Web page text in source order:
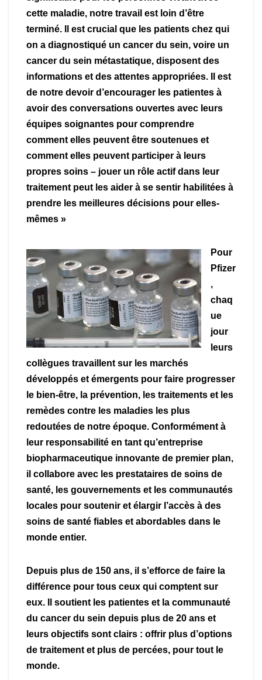
cette maladie, notre travail est loin d’être
terminé. Il est crucial que les patients chez qui
on a diagnostiqué un cancer du sein, voire un
cancer du sein métastatique, disposent des
informations et des attentes appropriées. Il est
de notre devoir d’encourager les patientes à
avoir des conversations ouvertes avec leurs
équipes soignantes pour comprendre
comment elles peuvent être soutenues et
comment elles peuvent participer à leurs
propres soins – jouer un rôle actif dans leur
traitement peut les aider à se sentir habilitées à
prendre les meilleures décisions pour elles-
mêmes »
Pour
Pfizer
,
chaq
ue
jour
leurs
collègues travaillent sur les marchés
développés et émergents pour faire progresser
le bien-être, la prévention, les traitements et les
remèdes contre les maladies les plus
redoutées de notre époque. Conformément à
leur responsabilité en tant qu’entreprise
biopharmaceutique innovante de premier plan,
il collabore avec les prestataires de soins de
santé, les gouvernements et les communautés
locales pour soutenir et élargir l’accès à des
soins de santé fiables et abordables dans le
monde entier.
Depuis plus de 150 ans, il s’efforce de faire la
différence pour tous ceux qui comptent sur
eux. Il soutient les patientes et la communauté
du cancer du sein depuis plus de 20 ans et
leurs objectifs sont clairs : offrir plus d’options
de traitement et plus de percées, pour tout le
monde.